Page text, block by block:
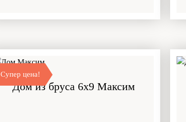
Супер цена!
Дом из бруса 6x9 Максим